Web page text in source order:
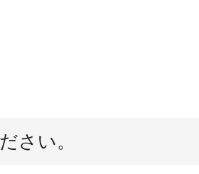
さい。